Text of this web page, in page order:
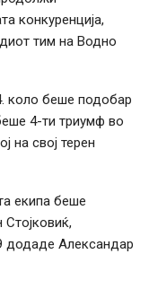
конкуренција,
тим на Водно
коло беше подобар
4-ти триумф во
на свој терен
екипа беше
додаде Александар